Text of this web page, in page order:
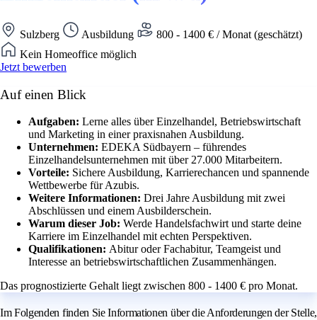
Sulzberg Ausbildung
800 - 1400 € / Monat (geschätzt)
Kein Homeoffice möglich
Jetzt bewerben
Auf einen Blick
Aufgaben: Lerne alles über Einzelhandel, Betriebswirtschaft
und Marketing in einer praxisnahen Ausbildung.
Unternehmen: EDEKA Südbayern – führendes
Einzelhandelsunternehmen mit über 27.000 Mitarbeitern.
Vorteile: Sichere Ausbildung, Karrierechancen und spannende
Wettbewerbe für Azubis.
Weitere Informationen: Drei Jahre Ausbildung mit zwei
Abschlüssen und einem Ausbilderschein.
Warum dieser Job: Werde Handelsfachwirt und starte deine
Karriere im Einzelhandel mit echten Perspektiven.
Qualifikationen: Abitur oder Fachabitur, Teamgeist und
Interesse an betriebswirtschaftlichen Zusammenhängen.
Das prognostizierte Gehalt liegt zwischen 800 - 1400 € pro Monat.
Im Folgenden finden Sie Informationen über die Anforderungen der Stelle,